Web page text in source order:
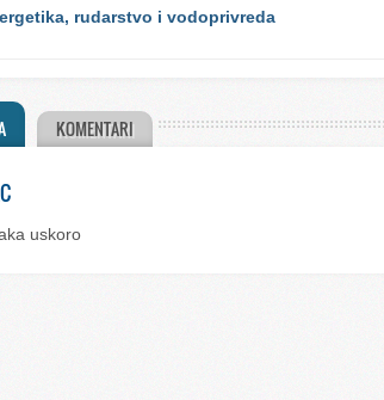
rudarstvo i vodoprivreda
KOMENTARI
uskoro